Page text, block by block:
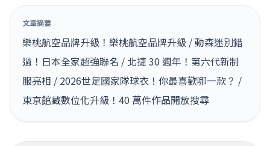
文章摘要
樂桃航空品牌升級！樂桃航空品牌升級 / 動森迷別錯
過！日本全家超強聯名 / 北捷 30 週年！第六代新制
服亮相 / 2026世足國家隊球衣！你最喜歡哪一款？ /
東京館藏數位化升級！40 萬件作品開放搜尋